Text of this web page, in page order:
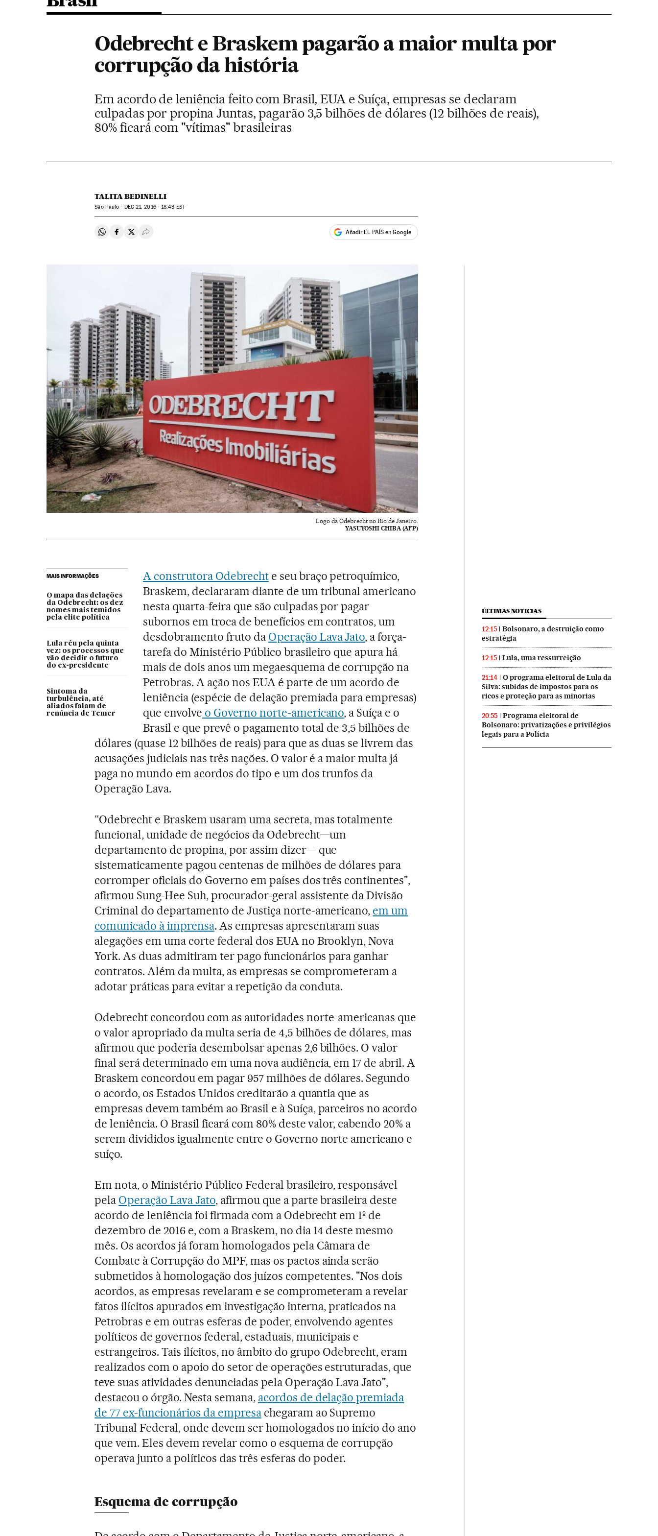
Odebrecht e Braskem pagarão a maior multa por
corrupção da história
Em acordo de leniência feito com Brasil, EUA e Suíça, empresas se declaram
culpadas por propina Juntas, pagarão 3,5 bilhões de dólares (12 bilhões de reais),
80% ficará com "vítimas" brasileiras
TALITA BEDINELLI
São Paulo - DEC21, 2016 - 18:43 EST
Compartir en Whatsapp
Compartir en Facebook
Compartir en Twitter
Desplegar Redes Sociales Añadir EL PAÍS en Google
Logo da Odebrecht no Rio de Janeiro.
YASUYOSHI CHIBA (AFP)
MAIS INFORMAÇÕES
O mapa das delações
da Odebrecht: os dez
nomes mais temidos
pela elite política
Lula réu pela quinta
vez: os processos que
vão decidir o futuro
do ex-presidente
Sintoma da
turbulência, até
aliados falam de
renúncia de Temer
A construtora Odebrechte seu braço petroquímico,
Braskem, declararam diante de um tribunal americano
nesta quarta-feira que são culpadas por pagar
subornos em troca de benefícios em contratos, um
desdobramento fruto da Operação Lava Jato, a força-
tarefa do Ministério Público brasileiro que apura há
mais de dois anos um megaesquema de corrupção na
Petrobras. A ação nos EUA é parte de um acordo de
leniência (espécie de delação premiada para empresas)
que envolve o Governo norte-americano, a Suíça e o
Brasil e que prevê o pagamento total de 3,5 bilhões de
dólares (quase 12 bilhões de reais) para que as duas se livrem das
acusações judiciais nas três nações. O valor é a maior multa já
paga no mundo em acordos do tipo e um dos trunfos da
Operação Lava.
“Odebrecht e Braskem usaram uma secreta, mas totalmente
funcional, unidade de negócios da Odebrecht—um
departamento de propina, por assim dizer— que
sistematicamente pagou centenas de milhões de dólares para
corromper oficiais do Governo em países dos três continentes",
afirmou Sung-Hee Suh, procurador-geral assistente da Divisão
Criminal do departamento de Justiça norte-americano, em um
comunicado à imprensa. As empresas apresentaram suas
alegações em uma corte federal dos EUA no Brooklyn, Nova
York. As duas admitiram ter pago funcionários para ganhar
contratos. Além da multa, as empresas se comprometeram a
adotar práticas para evitar a repetição da conduta.
Odebrecht concordou com as autoridades norte-americanas que
o valor apropriado da multa seria de 4,5 bilhões de dólares, mas
afirmou que poderia desembolsar apenas 2,6 bilhões. O valor
final será determinado em uma nova audiência, em 17 de abril. A
Braskem concordou em pagar 957 milhões de dólares. Segundo
o acordo, os Estados Unidos creditarão a quantia que as
empresas devem também ao Brasil e à Suíça, parceiros no acordo
de leniência. O Brasil ficará com 80% deste valor, cabendo 20% a
serem divididos igualmente entre o Governo norte americano e
suíço.
Em nota, o Ministério Público Federal brasileiro, responsável
pela Operação Lava Jato, afirmou que a parte brasileira deste
acordo de leniência foi firmada com a Odebrecht em 1º de
dezembro de 2016 e, com a Braskem, no dia 14 deste mesmo
mês. Os acordos já foram homologados pela Câmara de
Combate à Corrupção do MPF, mas os pactos ainda serão
submetidos à homologação dos juízos competentes. "Nos dois
acordos, as empresas revelaram e se comprometeram a revelar
fatos ilícitos apurados em investigação interna, praticados na
Petrobras e em outras esferas de poder, envolvendo agentes
políticos de governos federal, estaduais, municipais e
estrangeiros. Tais ilícitos, no âmbito do grupo Odebrecht, eram
realizados com o apoio do setor de operações estruturadas, que
teve suas atividades denunciadas pela Operação Lava Jato",
destacou o órgão. Nesta semana, acordos de delação premiada
de 77 ex-funcionários da empresachegaram ao Supremo
Tribunal Federal, onde devem ser homologados no início do ano
que vem. Eles devem revelar como o esquema de corrupção
operava junto a políticos das três esferas do poder.
Esquema de corrupção
ÚLTIMAS NOTICIAS
12:15
Bolsonaro, a destruição como
estratégia
12:15 Lula, uma ressurreição
21:14
O programa eleitoral de Lula da
Silva: subidas de impostos para os
ricos e proteção para as minorias
20:55
Programa eleitoral de
Bolsonaro: privatizações e privilégios
legais para a Polícia